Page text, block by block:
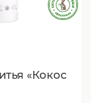
«Кокос